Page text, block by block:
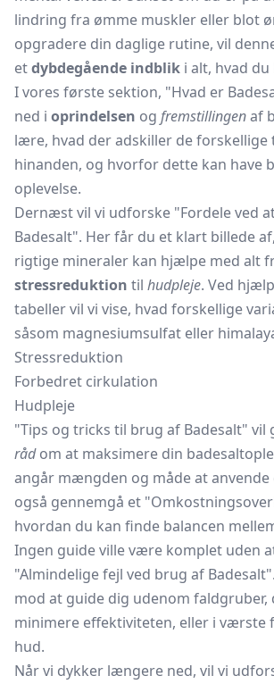
lindring fra ømme muskler eller blot
opgradere din daglige rutine, vil
etdybdegående indblik i alt, hvad
I vores første sektion, "Hvad er
ned i oprindelsen og fremstillingenaf
lære, hvad der adskiller de forskellige
hinanden, og hvorfor dette kan have
oplevelse.
Dernæst vil vi udforske "Fordele ved
Badesalt". Her får du et klart billede
rigtige mineraler kan hjælpe med alt
stressreduktion til hudpleje. Ved
tabeller vil vi vise, hvad forskellige
såsom magnesiumsulfat eller
Stressreduktion
Forbedret cirkulation
Hudpleje
"Tips og tricks til brug af Badesalt" vil
rådom at maksimere din
angår mængden og måde at anvende
også gennemgå et
hvordan du kan finde balancen
Ingen guide ville være komplet uden
"Almindelige fejl ved brug af
mod at guide dig udenom faldgruber,
minimere effektiviteten, eller i værste
hud.
Når vi dykker længere ned, vil vi